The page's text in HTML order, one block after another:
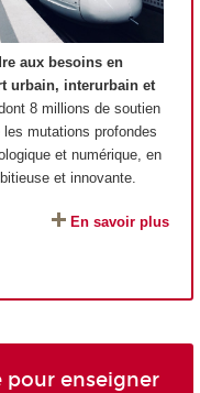
aux besoins en
urbain, interurbain et
8 millions de soutien
mutations profondes
et numérique, en
et innovante.
En savoir plus
pour enseigner